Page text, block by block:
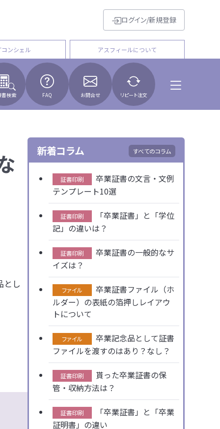
ログイン/新規登録
ンシェル アスフィールについて
書検索 FAQ お問合せ リピート注文
とし
新着コラム すべてのコラム
証書印刷
卒業証書の文言・文例
テンプレート10選
証書印刷
「卒業証書」と「学位
記」の違いは？
証書印刷
卒業証書の一般的なサ
イズは？
ファイル
卒業証書ファイル（ホ
ルダー）の表紙の箔押しレイアウ
トについて
ファイル
卒業記念品として証書
ファイルを渡すのはあり？なし？
証書印刷
貰った卒業証書の保
管・収納方法は？
証書印刷
「卒業証書」と「卒業
証明書」の違い